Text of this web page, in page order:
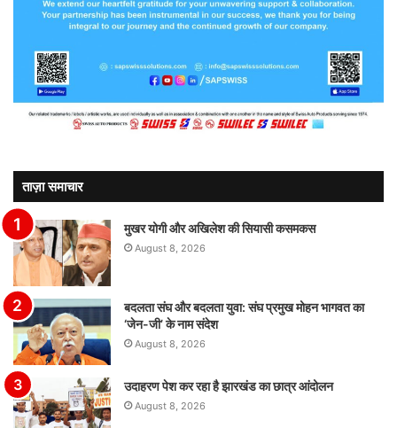
ताज़ा समाचार
मुखर योगी और अखिलेश की सियासी कसमकस
August 8, 2026
बदलता संघ और बदलता युवा: संघ प्रमुख मोहन भागवत का
‘जेन-जी’ के नाम संदेश
August 8, 2026
उदाहरण पेश कर रहा है झारखंड का छात्र आंदोलन
August 8, 2026